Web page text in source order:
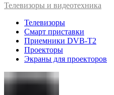
Телевизоры и видеотехника
Телевизоры
Смарт приставки
Приемники DVB-T2
Проекторы
Экраны для проекторов